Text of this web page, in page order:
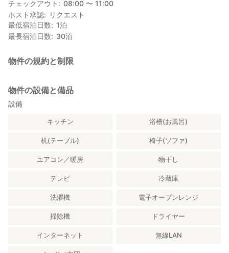
チェックアウト
08:00 〜 11:00
ホスト承認
リクエスト
最低宿泊日数
1泊
最長宿泊日数
30泊
物件の規約と制限
物件の設備と備品
設備
キッチン 浴槽(お風呂)
机(テーブル) 椅子(ソファ)
エアコン／暖房 物干し
テレビ 冷蔵庫
洗濯機 電子オーブンレンジ
掃除機 ドライヤー
インターネット 無線LAN